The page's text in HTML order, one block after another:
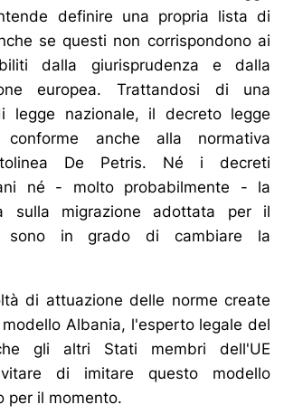
definire una propria lista di
se questi non corrispondono ai
dalla giurisprudenza e dalla
europea. Trattandosi di una
legge nazionale, il decreto legge
anche alla normativa
De Petris. Né i decreti
né - molto probabilmente - la
sulla migrazione adottata per il
sono in grado di cambiare la
di attuazione delle norme create
Albania, l'esperto legale del
gli altri Stati membri dell'UE
di imitare questo modello
per il momento.